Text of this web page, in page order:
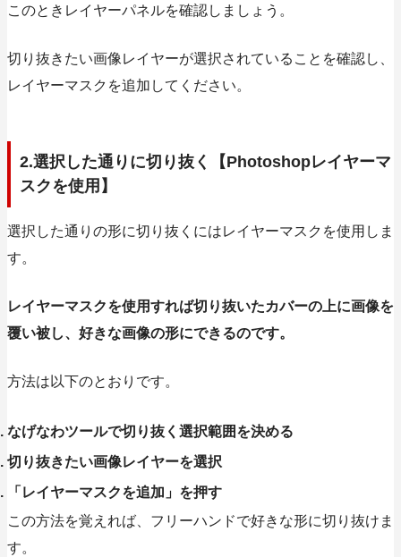
このときレイヤーパネルを確認しましょう。
切り抜きたい画像レイヤーが選択されていることを確認し、
レイヤーマスクを追加してください。
2.選択した通りに切り抜く【Photoshopレイヤーマ
スクを使用】
選択した通りの形に切り抜くにはレイヤーマスク を使用しま
す。
レイヤーマスクを使用すれば切り抜いたカバーの上に画像を
覆い被し、好きな画像の形にできるのです。
方法は以下のとおりです。
なげなわツールで切り抜く選択範囲を決める
切り抜きたい画像レイヤーを選択
「レイヤーマスクを追加」を押す
この方法を覚えれば、フリーハンドで好きな形に切り抜けま
す。